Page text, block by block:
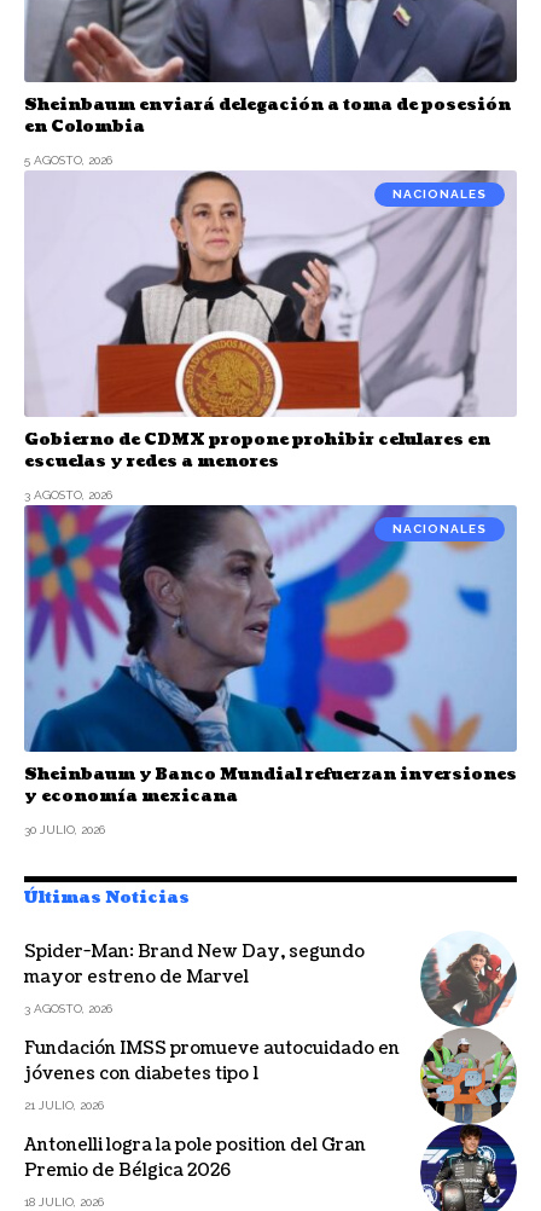
Sheinbaum enviará delegación a toma de posesión
en Colombia
5 AGOSTO, 2026
NACIONALES
Gobierno de CDMX propone prohibir celulares en
escuelas y redes a menores
3 AGOSTO, 2026
NACIONALES
Sheinbaum y Banco Mundial refuerzan inversiones
y economía mexicana
30 JULIO, 2026
Últimas Noticias
Spider-Man: Brand New Day, segundo
mayor estreno de Marvel
3 AGOSTO, 2026
Fundación IMSS promueve autocuidado en
jóvenes con diabetes tipo 1
21 JULIO, 2026
Antonelli logra la pole position del Gran
Premio de Bélgica 2026
18 JULIO, 2026